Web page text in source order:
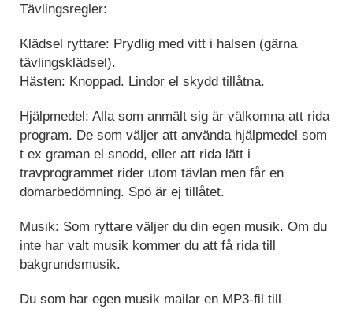
Tävlingsregler:
Klädsel ryttare: Prydlig med vitt i halsen (gärna
tävlingsklädsel).
Hästen: Knoppad. Lindor el skydd tillåtna.
Hjälpmedel: Alla som anmält sig är välkomna att rida
program. De som väljer att använda hjälpmedel som
t ex graman el snodd, eller att rida lätt i
travprogrammet rider utom tävlan men får en
domarbedömning. Spö är ej tillåtet.
Musik: Som ryttare väljer du din egen musik. Om du
inte har valt musik kommer du att få rida till
bakgrundsmusik.
Du som har egen musik mailar en MP3-fil till